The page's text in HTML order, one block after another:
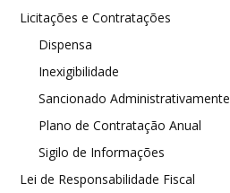
Licitações e Contratações
Dispensa
Inexigibilidade
Sancionado Administrativamente
Plano de Contratação Anual
Sigilo de Informações
Lei de Responsabilidade Fiscal